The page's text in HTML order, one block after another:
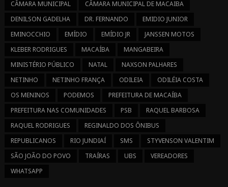
CÂMARA MUNICIPAL
CÂMARA MUNICIPAL DE MACAIBA
DENILSON GADELHA
DR. FERNANDO
EMIDIO JUNIOR
EMINOCCHIO
EMÍDIO EMÍDIO JR
JANSSEN MOTOS
KLEBER RODRIGUES
MACAÍBA
MANGABEIRA
MINISTÉRIO PÚBLICO
NATAL
NAXSON PALHARES
NETINHO
NETINHO FRANÇA ODILEIA
ODILÉIA COSTA
OS MENINOS
PODEMOS
PREFEITURA DE MACAÍBA
PREFEITURA NAS COMUNIDADES
PSB
RAQUEL BARBOSA
RAQUEL RODRIGUES
REGINALDO DOS ÔNIBUS
REPUBLICANOS
RIO JUNDIAÍ SMS
STYVENSON VALENTIM
SÃO JOÃO DO POVO
TRAÍRAS UBS
VEREADORES
WHATSAPP